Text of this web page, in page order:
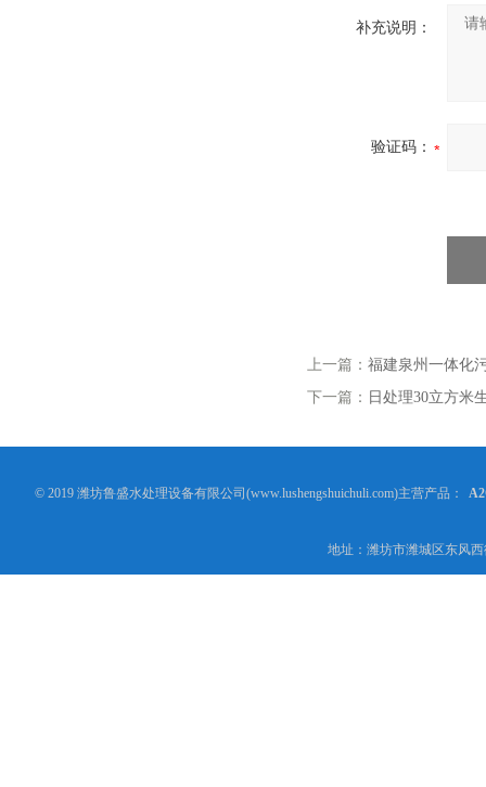
补充说明：
验证码：
上一篇： 福建泉州一体化
下一篇： 日处理30立方米
© 2019 潍坊鲁盛水处理设备有限公司(www.lushengshuichuli.com)主营产品：
地址：潍坊市潍城区东风